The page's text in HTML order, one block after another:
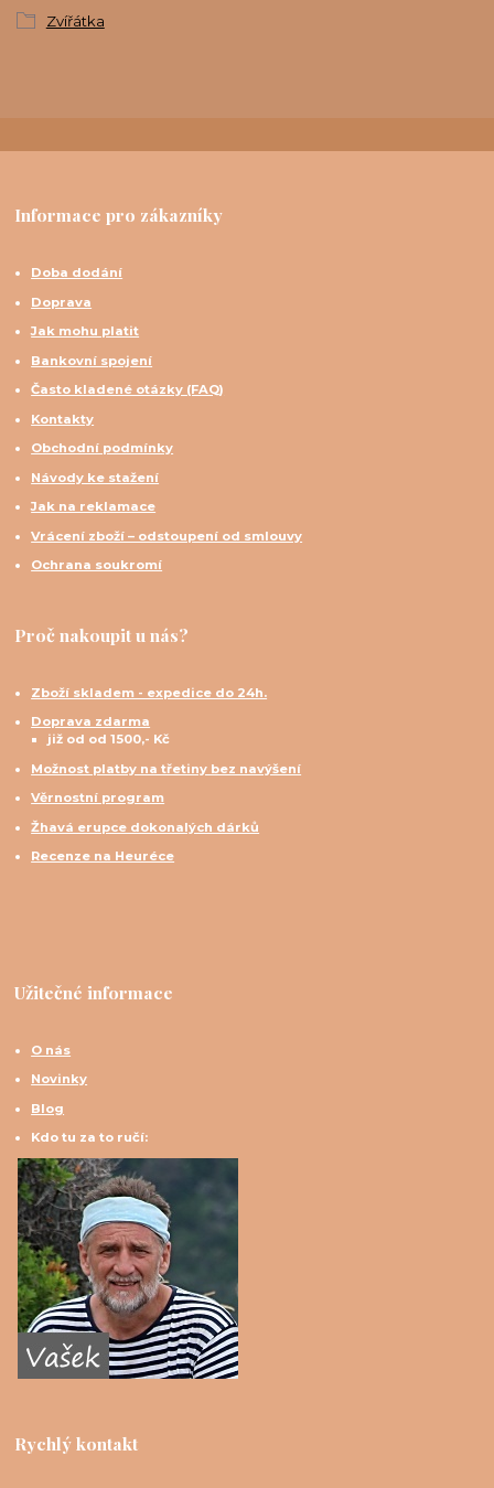
Zvířátka
Informace pro zákazníky
Doba dodání
Doprava
Jak mohu platit
Bankovní spojení
Často kladené otázky (FAQ)
Kontakty
Obchodní podmínky
Návody ke stažení
Jak na reklamace
Vrácení zboží – odstoupení od smlouvy
Ochrana soukromí
Proč nakoupit u nás?
Zboží skladem - expedice do 24h.
Doprava zdarma
již od od 1500,- Kč
Možnost platby na třetiny bez navýšení
Věrnostní program
Žhavá erupce dokonalých dárků
Recenze na Heuréce
Užitečné informace
O nás
Novinky
Blog
Kdo tu za to ručí:
Rychlý kontakt